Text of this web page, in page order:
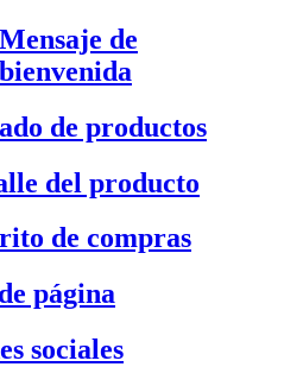
Mensaje de
bienvenida
de productos
del producto
de compras
página
sociales